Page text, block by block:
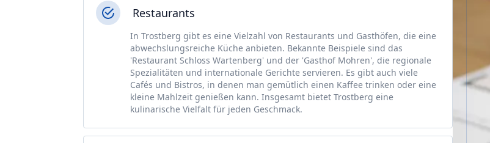
Restaurants
In Trostberg gibt es eine Vielzahl von Restaurants und Gasthöfen, die eine
abwechslungsreiche Küche anbieten. Bekannte Beispiele sind das
'Restaurant Schloss Wartenberg' und der 'Gasthof Mohren', die regionale
Spezialitäten und internationale Gerichte servieren. Es gibt auch viele
Cafés und Bistros, in denen man gemütlich einen Kaffee trinken oder eine
kleine Mahlzeit genießen kann. Insgesamt bietet Trostberg eine
kulinarische Vielfalt für jeden Geschmack.